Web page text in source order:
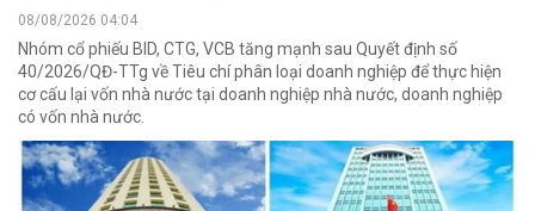
08/08/2026 04:04
Nhóm cổ phiếu BID, CTG, VCB tăng mạnh sau Quyết định số
40/2026/QĐ-TTg về Tiêu chí phân loại doanh nghiệp để thực hiện
cơ cấu lại vốn nhà nước tại doanh nghiệp nhà nước, doanh nghiệp
có vốn nhà nước.